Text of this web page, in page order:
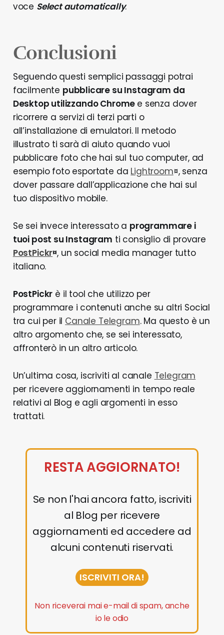
voce Select automatically.
Conclusioni
Seguendo questi semplici passaggi potrai
facilmente pubblicare su Instagram da
Desktop utilizzando Chrome e senza dover
ricorrere a servizi di terzi parti o
all’installazione di emulatori. Il metodo
illustrato ti sarà di aiuto quando vuoi
pubblicare foto che hai sul tuo computer, ad
esempio foto esportate da Lightroom¤, senza
dover passare dall’applicazione che hai sul
tuo dispositivo mobile.
Se sei invece interessato a programmare i
tuoi post su Instagram ti consiglio di provare
PostPickr¤, un social media manager tutto
italiano.
PostPickr è il tool che utilizzo per
programmare i contenuti anche su altri Social
tra cui per il Canale Telegram. Ma questo è un
altro argomento che, se sei interessato,
affronterò in un altro articolo.
Un’ultima cosa, iscriviti al canale Telegram
per ricevere aggiornamenti in tempo reale
relativi al Blog e agli argomenti in esso
trattati.
RESTA AGGIORNATO!
Se non l'hai ancora fatto, iscriviti
al Blog per ricevere
aggiornamenti ed accedere ad
alcuni contenuti riservati.
ISCRIVITI ORA!
Non riceverai mai e-mail di spam, anche
io le odio